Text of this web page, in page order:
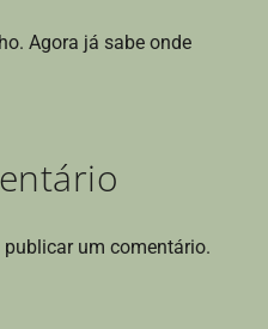
Agora já sabe onde
publicar um comentário.